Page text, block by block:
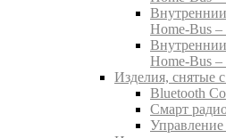
Home-Bus –
Home-Bus –
Изделия, снятые
Bluetooth
Смарт